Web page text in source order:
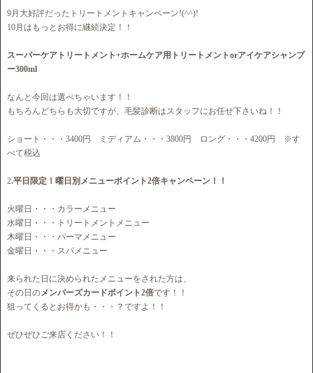
9月大好評だったトリートメントキャンペーン!(^^)!
10月はもっとお得に継続決定！！
スーパーケアトリートメント+ホームケア用トリートメントorアイケアシャンプ
ー300ml
なんと今回は選べちゃいます！！
もちろんどちらも大切ですが、毛髪診断はスタッフにお任せ下さいね！！
ショート・・・3400円 ミディアム・・・3800円 ロング・・・4200円 ※す
べて税込
2.平日限定！曜日別メニューポイント2倍キャンペーン！！
火曜日・・・カラーメニュー
水曜日・・・トリートメントメニュー
木曜日・・・パーマメニュー
金曜日・・・スパメニュー
来られた日に決められたメニューをされた方は、
その日のメンバーズカードポイント2倍です！！
狙ってくるとお得かも・・・？ですよ！！
ぜひぜひご来店ください！！